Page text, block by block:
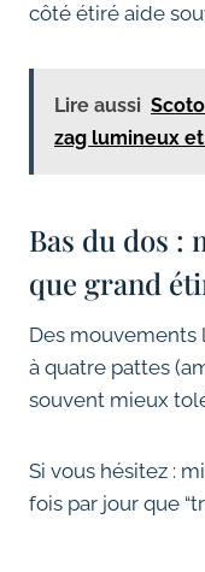
côté étiré aide
Lire aussi
zag lumineux
Bas du dos :
que grand
Des mouvements
à quatre pattes
souvent mieux
Si vous hésitez :
fois par jour que